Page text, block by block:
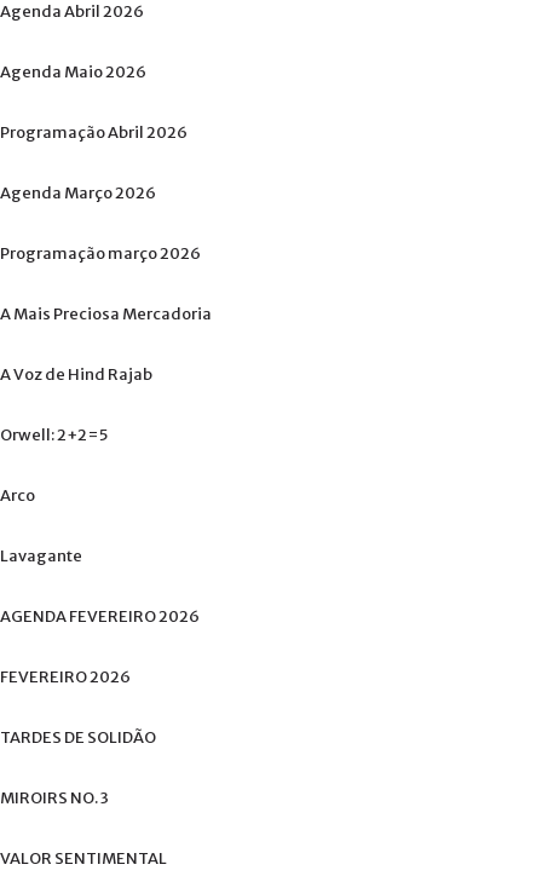
AgendaAbril2026
Agenda Maio2026
ProgramaçãoAbril2026
Agenda Março2026
Programaçãomarço2026
AMais Preciosa Mercadoria
AVozde Hind Rajab
Orwell:2+2=5
Arco
Lavagante
AGENDAFEVEREIRO2026
FEVEREIRO2026
TARDES DE SOLIDÃO
MIROIRS NO.3
VALOR SENTIMENTAL